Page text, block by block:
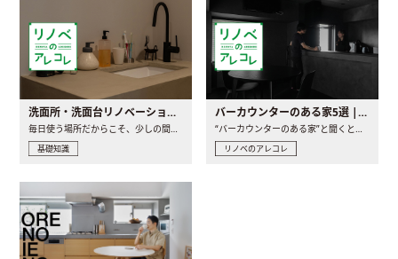
洗面所・洗面台リノベーションの事例と間取りアイデア
毎日使う場所だからこそ、少しの間取りの工夫や素材の選び方で..
基礎知識
バーカウンターのある家5選 | 日常に馴染む“距離の近い”キッチンとは
“バーカウンターのある家”と聞くと、少し特別な、大人のための..
リノベのアレコレ